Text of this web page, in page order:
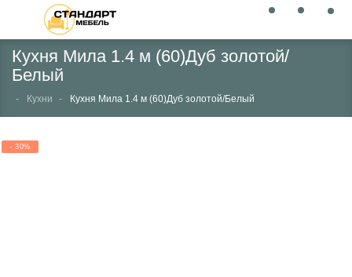
Кухня Мила 1.4 м (60)Дуб золотой/
Белый
Кухни Кухня Мила 1.4 м (60)Дуб золотой/Белый
- 30%